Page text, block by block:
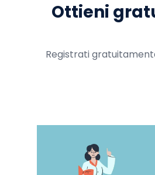
Ottieni
Registrati